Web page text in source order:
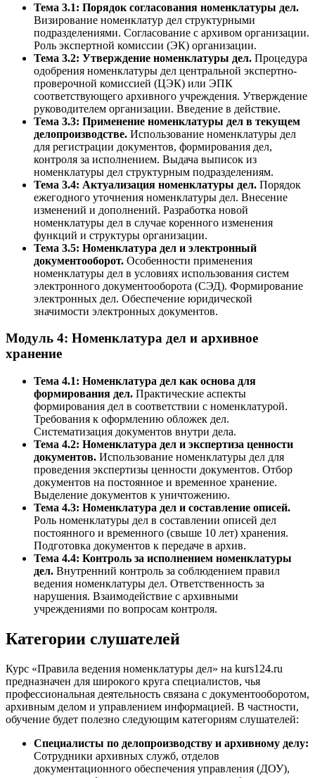
Тема 3.1: Порядок согласования номенклатуры дел.
Визирование номенклатур дел структурными
подразделениями. Согласование с архивом организации.
Роль экспертной комиссии (ЭК) организации.
Тема 3.2: Утверждение номенклатуры дел. Процедура
одобрения номенклатуры дел центральной экспертно-
проверочной комиссией (ЦЭК) или ЭПК
соответствующего архивного учреждения. Утверждение
руководителем организации. Введение в действие.
Тема 3.3: Применение номенклатуры дел в текущем
делопроизводстве. Использование номенклатуры дел
для регистрации документов, формирования дел,
контроля за исполнением. Выдача выписок из
номенклатуры дел структурным подразделениям.
Тема 3.4: Актуализация номенклатуры дел. Порядок
ежегодного уточнения номенклатуры дел. Внесение
изменений и дополнений. Разработка новой
номенклатуры дел в случае коренного изменения
функций и структуры организации.
Тема 3.5: Номенклатура дел и электронный
документооборот. Особенности применения
номенклатуры дел в условиях использования систем
электронного документооборота (СЭД). Формирование
электронных дел. Обеспечение юридической
значимости электронных документов.
Модуль 4: Номенклатура дел и архивное
хранение
Тема 4.1: Номенклатура дел как основа для
формирования дел. Практические аспекты
формирования дел в соответствии с номенклатурой.
Требования к оформлению обложек дел.
Систематизация документов внутри дела.
Тема 4.2: Номенклатура дел и экспертиза ценности
документов. Использование номенклатуры дел для
проведения экспертизы ценности документов. Отбор
документов на постоянное и временное хранение.
Выделение документов к уничтожению.
Тема 4.3: Номенклатура дел и составление описей.
Роль номенклатуры дел в составлении описей дел
постоянного и временного (свыше 10 лет) хранения.
Подготовка документов к передаче в архив.
Тема 4.4: Контроль за исполнением номенклатуры
дел. Внутренний контроль за соблюдением правил
ведения номенклатуры дел. Ответственность за
нарушения. Взаимодействие с архивными
учреждениями по вопросам контроля.
Категории слушателей
Курс «Правила ведения номенклатуры дел» на kurs124.ru
предназначен для широкого круга специалистов, чья
профессиональная деятельность связана с документооборотом,
архивным делом и управлением информацией. В частности,
обучение будет полезно следующим категориям слушателей:
Специалисты по делопроизводству и архивному делу:
Сотрудники архивных служб, отделов
документационного обеспечения управления (ДОУ),